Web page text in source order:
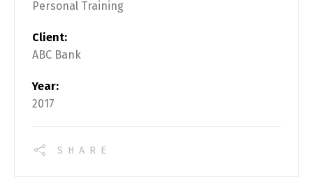
Personal Training
Client:
ABC Bank
Year:
2017
SHARE